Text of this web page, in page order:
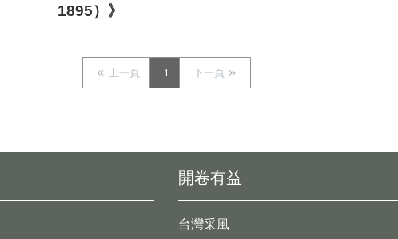
1895）》
上一頁 1 下一頁
開卷有益
台灣采風